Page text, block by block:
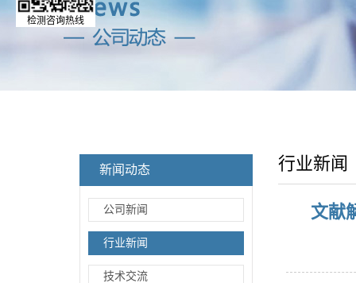
新闻动态
公司新闻
行业新闻
技术交流
行业新闻
文献
检测咨询热线